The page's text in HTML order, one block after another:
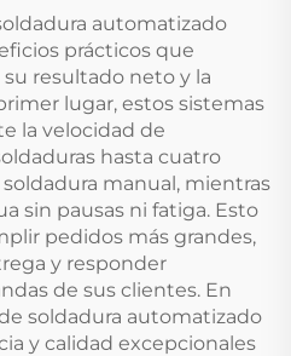
automatizado
prácticos que
resultado neto y la
lugar, estos sistemas
la velocidad de
hasta cuatro
manual, mientras
sin pausas ni fatiga. Esto
pedidos más grandes,
y responder
de sus clientes. En
soldadura automatizado
y calidad excepcionales